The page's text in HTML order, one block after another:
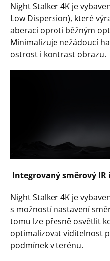
Night Stalker 4K je
Low Dispersion), které
aberaci oproti běžným
Minimalizuje nežádoucí
ostrost i kontrast obrazu.
Integrovaný směrový
Night Stalker 4K je
s možností nastavení
tomu lze přesně osvětlit
optimalizovat viditelnost
podmínek v terénu.